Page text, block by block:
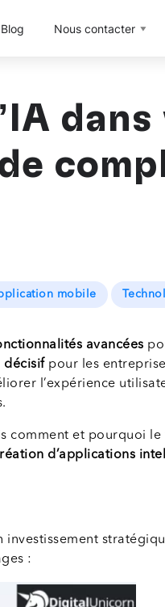
Blog Nous contacter
mobile
avancées
décisifpour les
l’expérience
comment et pourquoi le
d’applications
investissement
: